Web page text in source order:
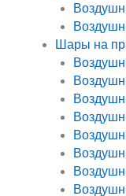
Шары на